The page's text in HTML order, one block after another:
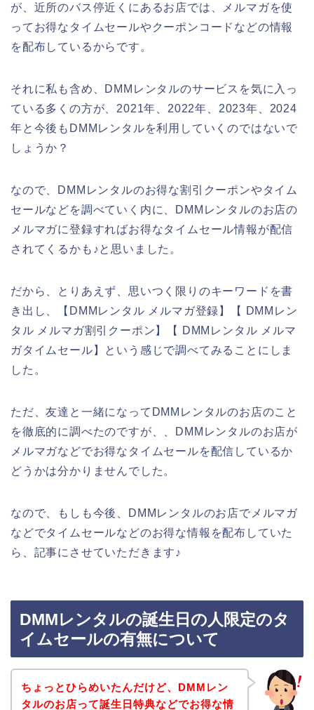
が、近所のバス停近くにあるお店では、メルマガを使
ってお得なタイムセールやクーポンコードなどの情報
を配布しているからです。
それに私も含め、DMMレンタルのサービスを気に入っ
ている多くの方が、2021年、2022年、2023年、2024
年と今後もDMMレンタルを利用していくのではないで
しょうか？
なので、DMMレンタルのお得な割引クーポンやタイム
セールなどを調べていく内に、DMMレンタルのお店の
メルマガに登録すればお得なタイムセール情報が配信
されてくるかも♪と思いました。
だから、とりあえず、思いつく限りのキーワードを書
き出し、【DMMレンタル メルマガ登録】【 DMMレン
タル メルマガ割引クーポン】【 DMMレンタル メルマ
ガタイムセール】という感じで調べてみることにしま
した。
ただ、友達と一緒になってDMMレンタルのお店のこと
を徹底的に調べたのですが、、DMMレンタルのお店が
メルマガなどでお得なタイムセールを配信しているか
どうかは分かりませんでした。
なので、もしも今後、DMMレンタルのお店でメルマガ
などでタイムセールなどのお得な情報を配布していた
ら、記事にさせていただきます♪
DMMレンタルの誕生日の人限定のタ
イムセールの有無について
ちょっとひらめいたんだけど、DMMレン
タルのお店って誕生日特典などでお得な情